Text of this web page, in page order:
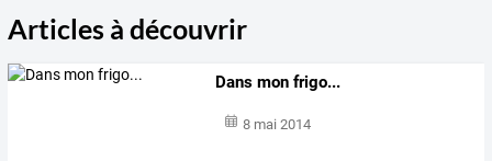
Articles à découvrir
Dans mon frigo...
8 mai 2014